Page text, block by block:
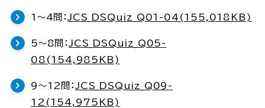
1～4問：JCS_DSQuiz_Q01-04(155,018KB)
5～8問：JCS_DSQuiz_Q05-
08(154,985KB)
9～12問：JCS_DSQuiz_Q09-
12(154,975KB)